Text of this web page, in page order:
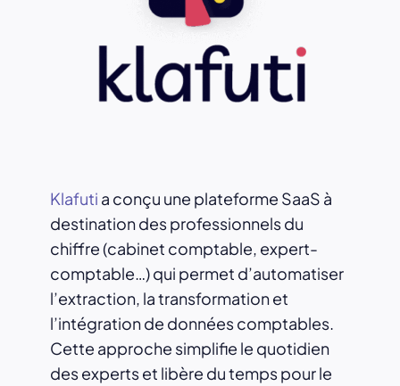
Klafuti a conçu une plateforme SaaS à
destination des professionnels du
chiffre (cabinet comptable, expert-
comptable…) qui permet d’automatiser
l’extraction, la transformation et
l’intégration de données comptables.
Cette approche simplifie le quotidien
des experts et libère du temps pour le